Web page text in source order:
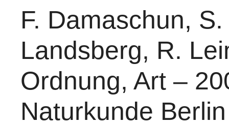
F. Damaschun,
Landsberg, R.
Ordnung, Art –
Naturkunde Berlin